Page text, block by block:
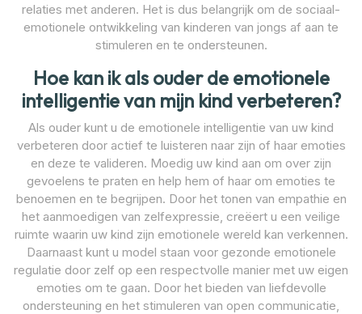
relaties met anderen. Het is dus belangrijk om de sociaal-
emotionele ontwikkeling van kinderen van jongs af aan te
stimuleren en te ondersteunen.
Hoe kan ik als ouder de emotionele
intelligentie van mijn kind verbeteren?
Als ouder kunt u de emotionele intelligentie van uw kind
verbeteren door actief te luisteren naar zijn of haar emoties
en deze te valideren. Moedig uw kind aan om over zijn
gevoelens te praten en help hem of haar om emoties te
benoemen en te begrijpen. Door het tonen van empathie en
het aanmoedigen van zelfexpressie, creëert u een veilige
ruimte waarin uw kind zijn emotionele wereld kan verkennen.
Daarnaast kunt u model staan voor gezonde emotionele
regulatie door zelf op een respectvolle manier met uw eigen
emoties om te gaan. Door het bieden van liefdevolle
ondersteuning en het stimuleren van open communicatie,